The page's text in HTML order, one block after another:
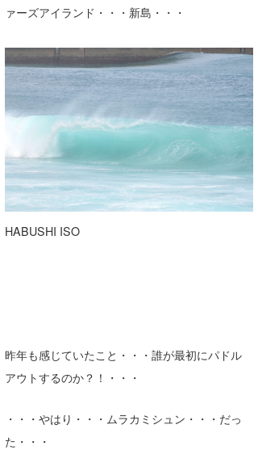
ァーズアイランド・・・新島・・・
HABUSHI ISO
昨年も感じていたこと・・・誰が最初にパドル
アウトするのか？！・・・
・・・やはり・・・ムラカミシュン・・・だっ
た・・・